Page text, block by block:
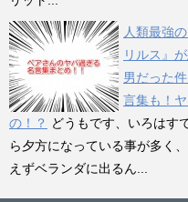
人類最強
リルス』
男だった
言集も！
の！？ どうもです、いろはす
ら夕方になっている事が多く
えずベランダに出るん...